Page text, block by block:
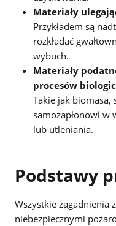
Materiały
Przykładem są
rozkładać
wybuch.
Materiały
procesów
Takie jak biomasa,
samozapłonowi w
lub utleniania.
Podstawy
Wszystkie zagadnienia
niebezpiecznymi